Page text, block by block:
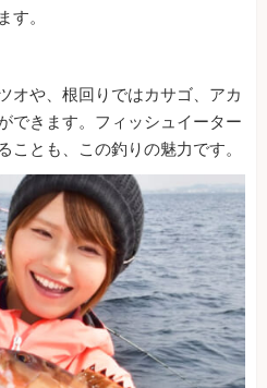
す。
オや、根回りではカサゴ、アカ
できます。フィッシュイーター
ことも、この釣りの魅力です。